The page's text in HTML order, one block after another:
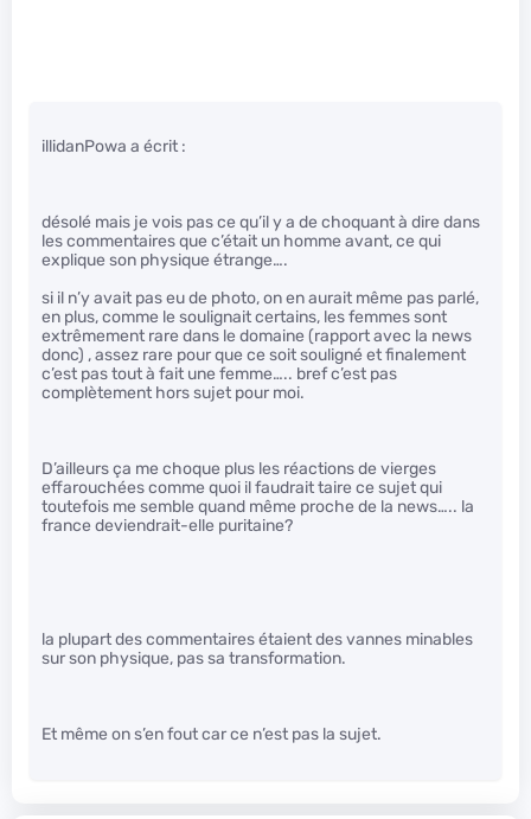
illidanPowa a écrit :
désolé mais je vois pas ce qu’il y a de choquant à dire dans
les commentaires que c’était un homme avant, ce qui
explique son physique étrange….
si il n’y avait pas eu de photo, on en aurait même pas parlé,
en plus, comme le soulignait certains, les femmes sont
extrêmement rare dans le domaine (rapport avec la news
donc) , assez rare pour que ce soit souligné et finalement
c’est pas tout à fait une femme….. bref c’est pas
complètement hors sujet pour moi.
D’ailleurs ça me choque plus les réactions de vierges
effarouchées comme quoi il faudrait taire ce sujet qui
toutefois me semble quand même proche de la news….. la
france deviendrait-elle puritaine?
la plupart des commentaires étaient des vannes minables
sur son physique, pas sa transformation.
Et même on s’en fout car ce n’est pas la sujet.